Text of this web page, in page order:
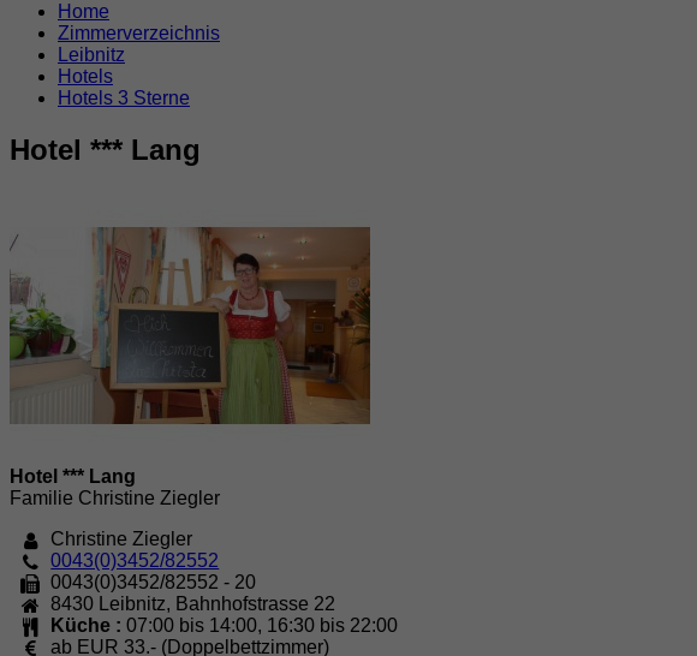
Home
Zimmerverzeichnis
Leibnitz
Hotels
Hotels 3 Sterne
Hotel *** Lang
Hotel *** Lang
Familie Christine Ziegler
Christine Ziegler
0043(0)3452/82552
0043(0)3452/82552 - 20
8430
Leibnitz, Bahnhofstrasse 22
Küche :07:00 bis 14:00, 16:30 bis 22:00
ab EUR 33.- (Doppelbettzimmer)